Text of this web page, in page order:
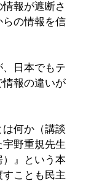
報が遮断さ
の情報を信
日本でもテ
情報の違いが
何か（講談
野重規先生
』という本
ことも民主